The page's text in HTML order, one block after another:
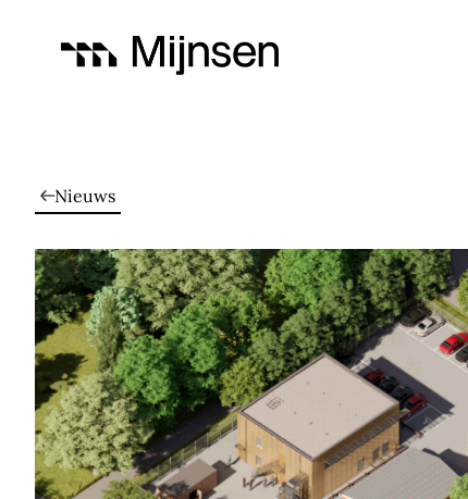
Nieuws